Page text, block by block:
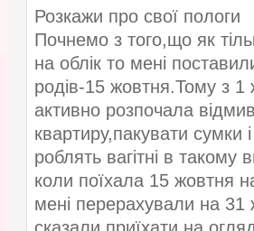
Розкажи про свої пологи
Почнемо з того,що як
на облік то мені
родів-15 жовтня.Тому з 1
активно розпочала
квартиру,пакувати сумки
роблять вагітні в такому
коли поїхала 15 жовтня
мені перерахували на 31